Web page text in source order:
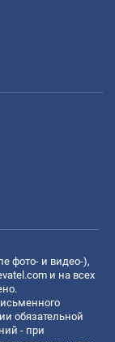
фото- и видео-),
и на всех
обязательной
- при